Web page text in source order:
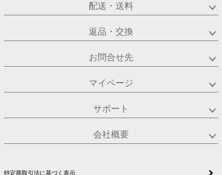
配送・送料
返品・交換
お問合せ先
マイページ
サポート
会社概要
特定商取引法に基づく表示